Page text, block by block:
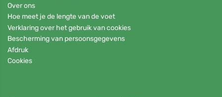
Over ons
Hoe meet je de lengte van de voet
Verklaring over het gebruik van cookies
Bescherming van persoonsgegevens
Afdruk
Cookies